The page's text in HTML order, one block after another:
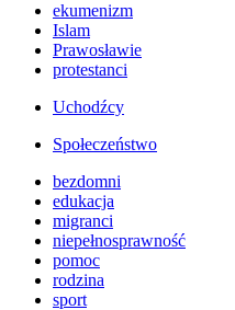
ekumenizm
Islam
Prawosławie
protestanci
Uchodźcy
Społeczeństwo
bezdomni
edukacja
migranci
niepełnosprawność
pomoc
rodzina
sport